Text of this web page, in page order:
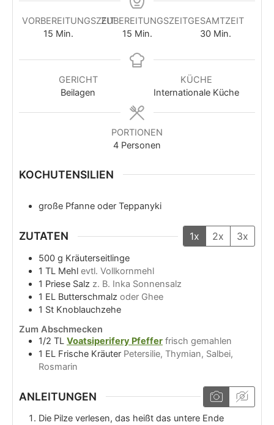
VORBEREITUNGSZEIT
15 Min.
ZUBEREITUNGSZEIT
15 Min.
GESAMTZEIT
30 Min.
GERICHT
Beilagen
KÜCHE
Internationale Küche
PORTIONEN
4 Personen
KOCHUTENSILIEN
große Pfanne oder Teppanyki
ZUTATEN 1x 2x 3x
500 g Kräuterseitlinge
1 TL Mehl evtl. Vollkornmehl
1 Priese Salz z. B. Inka Sonnensalz
1 EL Butterschmalz oder Ghee
1 St Knoblauchzehe
Zum Abschmecken
1/2 TL Voatsiperifery Pfeffer frisch gemahlen
1 EL Frische Kräuter Petersilie, Thymian, Salbei,
Rosmarin
ANLEITUNGEN
Die Pilze verlesen, das heißt das untere Ende